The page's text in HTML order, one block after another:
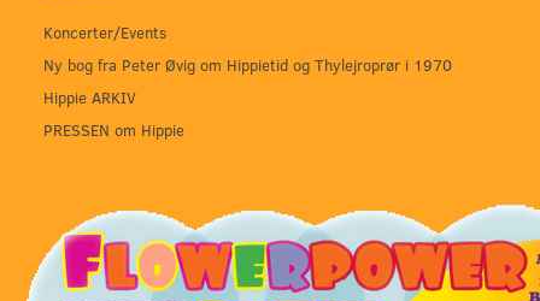
Koncerter/Events
Ny bog fra Peter Øvig om Hippietid og Thylejroprør i 1970
Hippie ARKIV
PRESSEN om Hippie